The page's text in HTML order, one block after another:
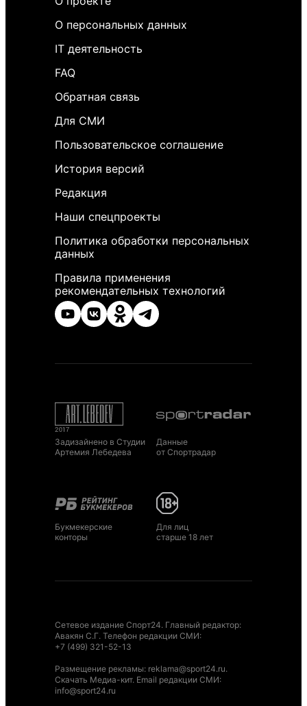
О персональных данных
IT деятельность
FAQ
Обратная связь
Для СМИ
Пользовательское соглашение
История версий
Редакция
Наши спецпроекты
Политика обработки персональных
данных
Правила применения
рекомендательных технологий
Задизайнено в Студии
Артемия Лебедева
Данные
от Спортрадар
Букмекерские
конторы
Для лиц
старше 18 лет
Сетевое издание Спорт24. Главный редактор:
Авакян С.Г. Телефон редакции СМИ:
+7 (499) 321-52-13
Размещение рекламы: reklama@sport24.ru.
Скачать Медиа-кит. Email редакции СМИ:
info@sport24.ru